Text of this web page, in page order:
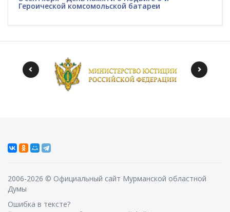
Героической комсомольской батареи
2006-2026 © Официальный сайт Мурманской областной
Думы
Ошибка в тексте?